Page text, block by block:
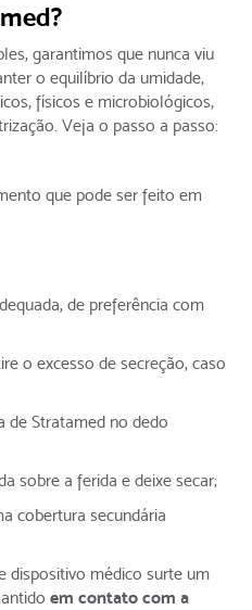
garantimos que nunca viu
o equilíbrio da umidade,
físicos e microbiológicos,
Veja o passo a passo:
de preferência com
o excesso de secreção, caso
de Stratamed no dedo
sobre a ferida e deixe secar;
cobertura secundária
dispositivo médico surte um
em contato com a